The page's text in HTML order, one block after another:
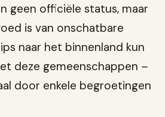
geen officiële status, maar
is van onschatbare
naar het binnenland kun
deze gemeenschappen –
door enkele begroetingen